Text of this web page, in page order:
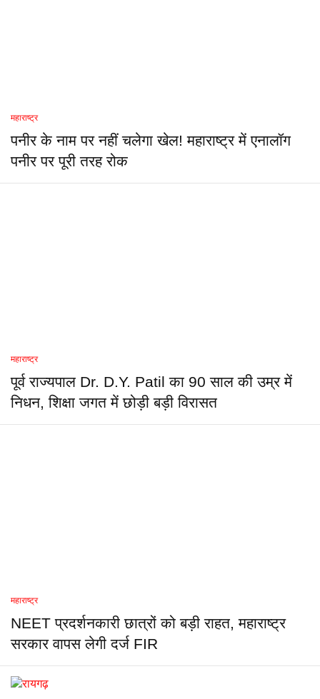
महाराष्ट्र
पनीर के नाम पर नहीं चलेगा खेल! महाराष्ट्र में एनालॉग
पनीर पर पूरी तरह रोक
महाराष्ट्र
पूर्व राज्यपाल Dr. D.Y. Patil का 90 साल की उम्र में
निधन, शिक्षा जगत में छोड़ी बड़ी विरासत
महाराष्ट्र
NEET प्रदर्शनकारी छात्रों को बड़ी राहत, महाराष्ट्र
सरकार वापस लेगी दर्ज FIR